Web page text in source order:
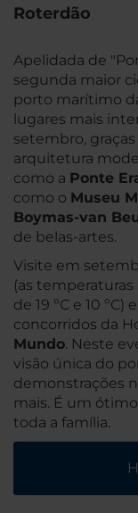
Roterdão
Apelidada de
segunda maior
porto marítimo
lugares mais
setembro,
arquitetura
como a Ponte
como o Museu
Boymas-van
de belas-artes.
Visite em
(as
de 19 ºC e 10
concorridos da
Mundo. Neste
visão única do
demonstrações
mais. É um
toda a família.